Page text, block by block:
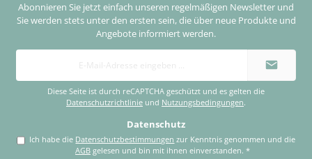
Abonnieren Sie jetzt einfach unseren regelmäßigen Newsletter und
Sie werden stets unter den ersten sein, die über neue Produkte und
Angebote informiert werden.
E-
Adresse
Diese Seite ist durch reCAPTCHA geschützt und es gelten die
Datenschutzrichtlinie und Nutzungsbedingungen.
Datenschutz
Ich habe die Datenschutzbestimmungen
AGB gelesen und bin mit ihnen einverstanden.*